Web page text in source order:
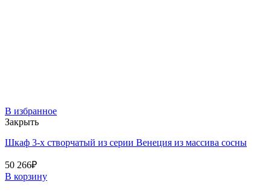
В избранное
Закрыть
Шкаф 3-х створчатый из серии Венеция из массива сосны
50 266₽
В корзину